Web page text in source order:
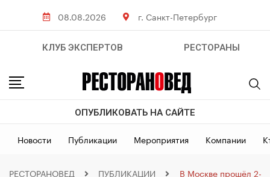
08.08.2026 г. Санкт-Петербург
КЛУБ ЭКСПЕРТОВ РЕСТОРАНЫ
ОПУБЛИКОВАТЬ НА САЙТЕ
Новости Публикации Мероприятия Компании
РЕСТОРАНОВЕД ПУБЛИКАЦИИ
В Москве прошёл 2-